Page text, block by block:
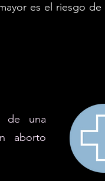
es el riesgo de
de una
aborto